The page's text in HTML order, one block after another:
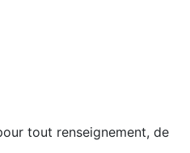
tout renseignement, de